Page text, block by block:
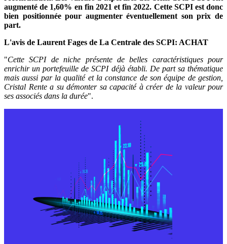
augmenté de 1,60% en fin 2021 et fin 2022. Cette SCPI est donc
bien positionnée pour augmenter éventuellement son prix de
part.
L'avis de Laurent Fages de La Centrale des SCPI: ACHAT
"Cette SCPI de niche présente de belles caractéristiques pour
enrichir un portefeuille de SCPI déjà établi. De part sa thématique
mais aussi par la qualité et la constance de son équipe de gestion,
Cristal Rente a su démonter sa capacité à créer de la valeur pour
ses associés dans la durée".